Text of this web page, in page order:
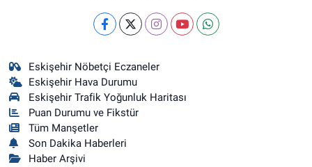
Eskişehir Nöbetçi Eczaneler
Eskişehir Hava Durumu
Eskişehir Trafik Yoğunluk Haritası
Puan Durumu ve Fikstür
Tüm Manşetler
Son Dakika Haberleri
Haber Arşivi